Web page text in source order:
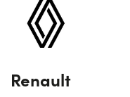
Renault